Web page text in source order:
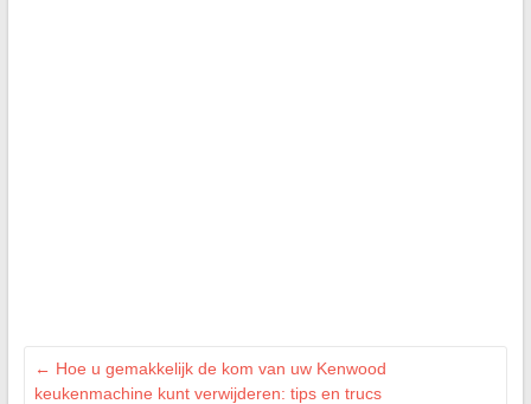
← Hoe u gemakkelijk de kom van uw Kenwood
keukenmachine kunt verwijderen: tips en trucs